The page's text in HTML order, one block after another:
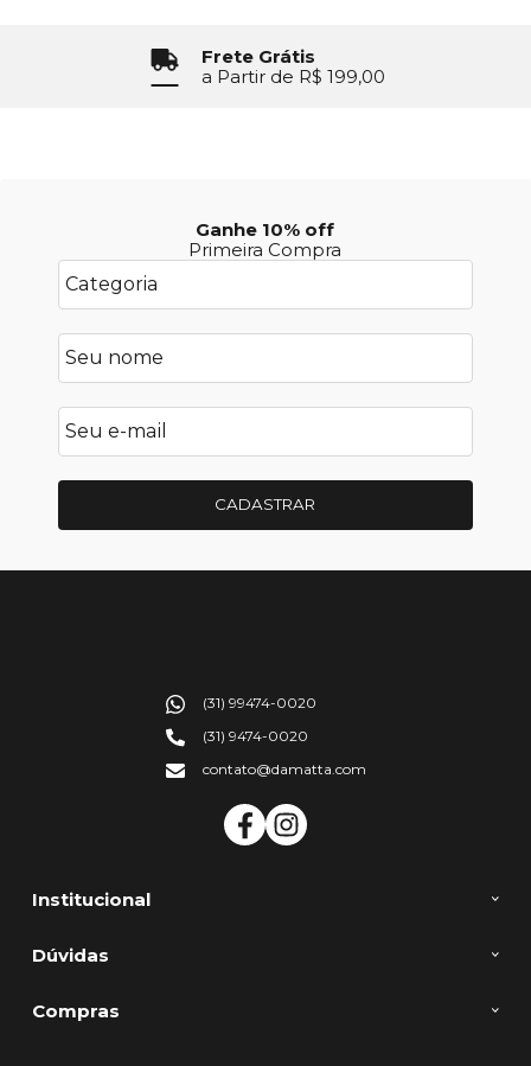
Frete Grátis
a Partir de R$ 199,00
Ganhe 10% off
Primeira Compra
CADASTRAR
Institucional
Dúvidas
Compras
(31) 99474-0020
(31) 9474-0020
contato@damatta.com